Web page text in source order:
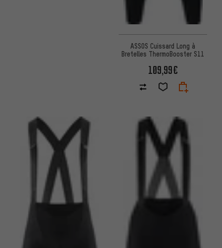
ASSOS Cuissard Long à
Bretelles ThermoBooster S11
109,99€